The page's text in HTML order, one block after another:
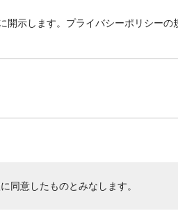
示します。プライバシーポリシーの
同意したものとみなします。